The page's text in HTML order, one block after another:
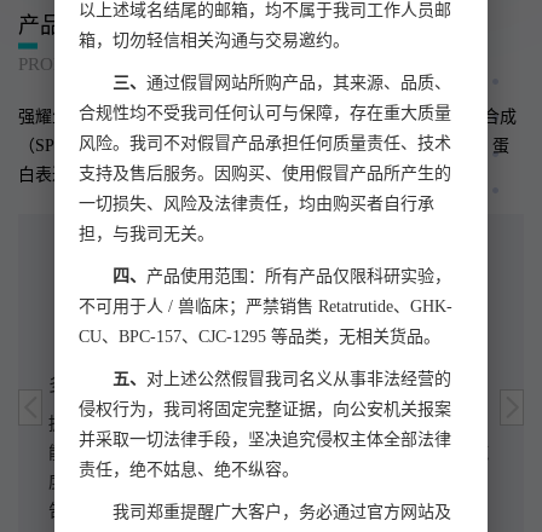
产品与服务
PRODUCTS AND SERVICES
强耀生物专注于生命科学科研事业，是国内较早采用“多肽固相合成
（SPPS）” 技术合成多肽的科技型企业，为客户提供多肽合成、蛋
白表达、抗体制备等一站式多元化服务。
多肽合成
拥有先进的多肽合成、纯化、冻干设备及完善的工艺流程，
能够根据客户要求合成不同长度、不同氨基酸序列和不同纯
度级别的多肽，保证多肽质量，并附有HPLC和MS检测报
告。
以上述域名结尾的邮箱，均不属于我司工作人员邮
箱，切勿轻信相关沟通与交易邀约。
三、 通过假冒网站所购产品，其来源、品质、
合规性均不受我司任何认可与保障，存在重大质量
风险。我司不对假冒产品承担任何质量责任、技术
支持及售后服务。因购买、使用假冒产品所产生的
一切损失、风险及法律责任，均由购买者自行承
担，与我司无关。
四、 产品使用范围：所有产品仅限科研实验，
不可用于人 / 兽临床；严禁销售 Retatrutide、GHK-
CU、BPC-157、CJC-1295 等品类，无相关货品。
五、 对上述公然假冒我司名义从事非法经营的
侵权行为，我司将固定完整证据，向公安机关报案
并采取一切法律手段，坚决追究侵权主体全部法律
责任，绝不姑息、绝不纵容。
我司郑重提醒广大客户，务必通过官方网站及